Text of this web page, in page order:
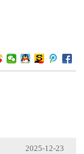
2025-12-23